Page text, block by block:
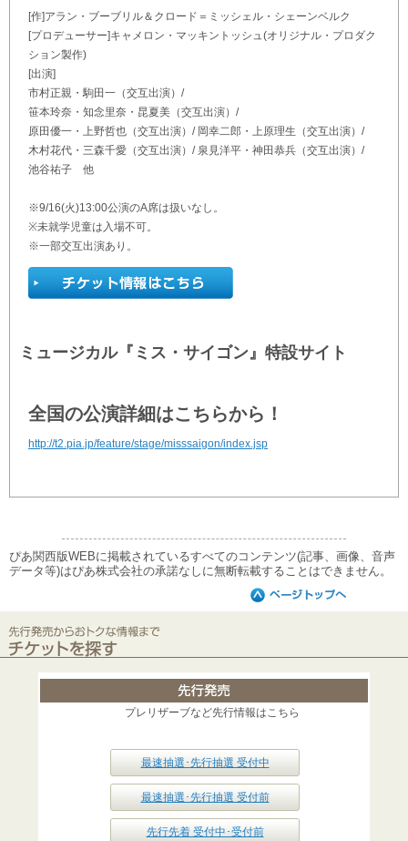
[作]アラン・ブーブリル＆クロード＝ミッシェル・シェーンベルク
[プロデューサー]キャメロン・マッキントッシュ(オリジナル・プロダク
ション製作)
[出演]
市村正親・駒田一（交互出演）/
笹本玲奈・知念里奈・昆夏美（交互出演）/
原田優一・上野哲也（交互出演）/ 岡幸二郎・上原理生（交互出演）/
木村花代・三森千愛（交互出演）/ 泉見洋平・神田恭兵（交互出演）/
池谷祐子 他
※9/16(火)13:00公演のA席は扱いなし。
※未就学児童は入場不可。
※一部交互出演あり。
ミュージカル『ミス・サイゴン』特設サイト
全国の公演詳細はこちらから！
http://t2.pia.jp/feature/stage/misssaigon/index.jsp
ぴあ関西版WEBに掲載されているすべてのコンテンツ(記事、画像、音声
データ等)はぴあ株式会社の承諾なしに無断転載することはできません。
プレリザーブなど先行情報はこちら
最速抽選･先行抽選 受付中
最速抽選･先行抽選 受付前
先行先着 受付中･受付前